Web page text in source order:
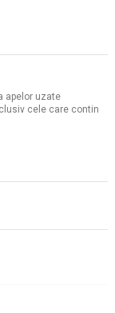
apelor uzate
cele care contin